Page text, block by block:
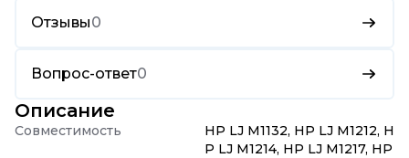
Отзывы0
Вопрос-ответ0
Описание
Совместимость
HP LJ M1132, HP LJ M1212, H
P LJ M1214, HP LJ M1217, HP